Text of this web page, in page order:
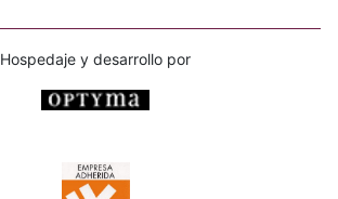
Hospedaje y desarrollo por